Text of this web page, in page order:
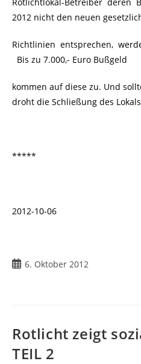
2012 nicht den neuen
Richtlinien entsprechen,
Bis zu 7.000,- Euro Bußgeld
kommen auf diese zu. Und
droht die Schließung des
*****
2012-10-06
6. Oktober 2012
Rotlicht zeigt
TEIL 2